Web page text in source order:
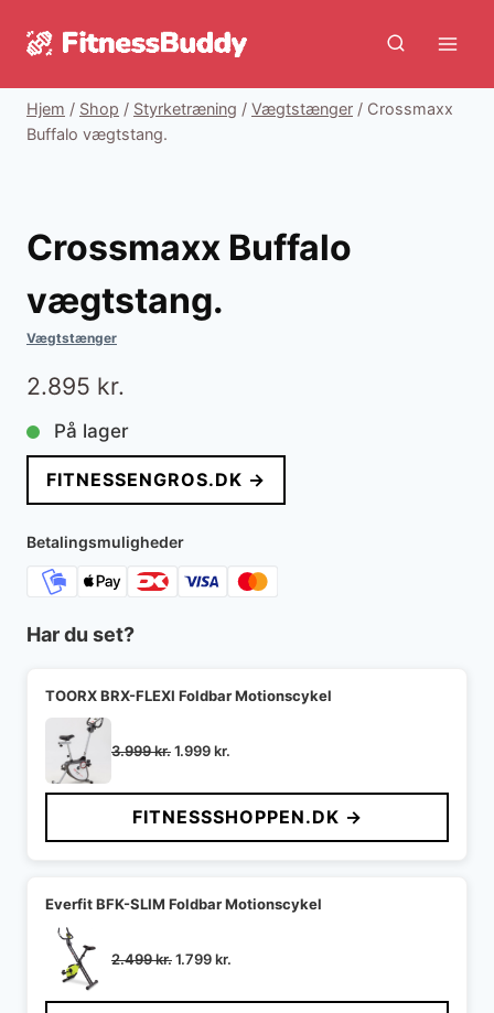
Hjem / Shop / Styrketræning / Vægtstænger / Crossmaxx
Buffalo vægtstang.
Crossmaxx Buffalo
vægtstang.
Vægtstænger
2.895 kr.
På lager
FITNESSENGROS.DK →
Betalingsmuligheder
Har du set?
TOORX BRX-FLEXI Foldbar Motionscykel
3.999kr.Den
pris
var:
3.999 kr..
1.999kr.
pris
er:
1.999 kr..
FITNESSSHOPPEN.DK →
Everfit BFK-SLIM Foldbar Motionscykel
2.499kr.Den
pris
1.799kr.
pris